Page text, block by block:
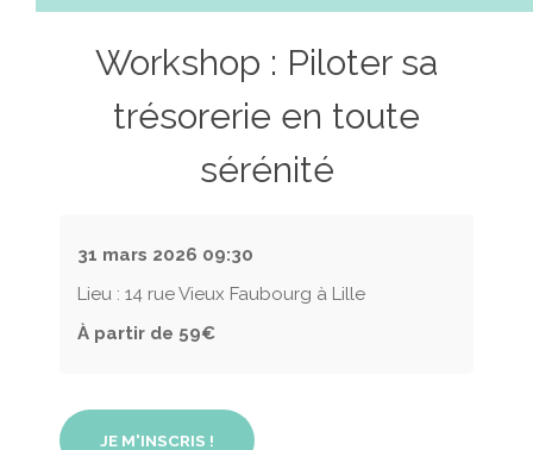
Workshop : Piloter sa
trésorerie en toute
sérénité
31 mars 2026 09:30
Lieu : 14 rue Vieux Faubourg à Lille
À partir de 59€
JE M'INSCRIS !